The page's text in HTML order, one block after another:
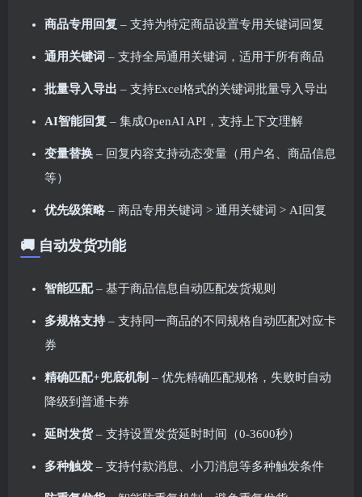
商品专用回复 – 支持为特定商品设置专用关键词回复
通用关键词 – 支持全局通用关键词，适用于所有商品
批量导入导出 – 支持Excel格式的关键词批量导入导出
AI智能回复 – 集成OpenAI API，支持上下文理解
变量替换 – 回复内容支持动态变量（用户名、商品信息
等）
优先级策略 – 商品专用关键词 > 通用关键词 > AI回复
🚚 自动发货功能
智能匹配– 基于商品信息自动匹配发货规则
多规格支持– 支持同一商品的不同规格自动匹配对应卡
券
精确匹配+兜底机制 – 优先精确匹配规格，失败时自动
降级到普通卡券
延时发货– 支持设置发货延时时间（0-3600秒）
多种触发 – 支持付款消息、小刀消息等多种触发条件